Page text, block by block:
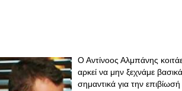
Ο Αντίνοος Αλμπάνης
αρκεί να μην ξεχνάμε
σημαντικά για την επιβίωσή